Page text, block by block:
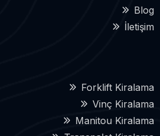
Blog
İletişim
Forklift Kiralama
Vinç Kiralama
Manitou Kiralama